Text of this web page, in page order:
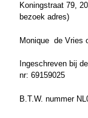
Koningstraat 79,
bezoek adres)
Monique de Vries
Ingeschreven bij
nr: 69159025
B.T.W. nummer